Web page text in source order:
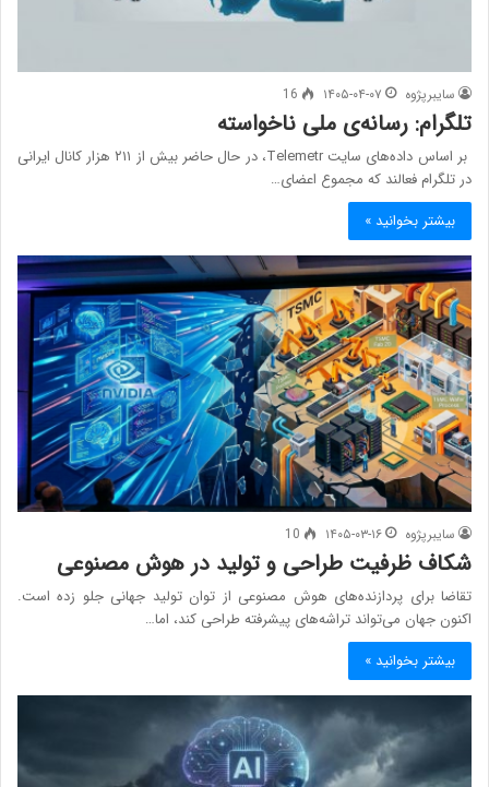
سایبرپژوه ۱۴۰۵-۰۴-۰۷ 16
تلگرام: رسانه‌ی ملی ناخواسته
بر اساس داده‌های سایت Telemetr، در حال حاضر بیش از ۲۱۱ هزار کانال ایرانی
در تلگرام فعالند که مجموع اعضای…
بیشتر بخوانید »
سایبرپژوه ۱۴۰۵-۰۳-۱۶ 10
شکاف ظرفیت طراحی و تولید در هوش مصنوعی
تقاضا برای پردازنده‌های هوش مصنوعی از توان تولید جهانی جلو زده است.
اکنون جهان می‌تواند تراشه‌های پیشرفته طراحی کند، اما…
بیشتر بخوانید »